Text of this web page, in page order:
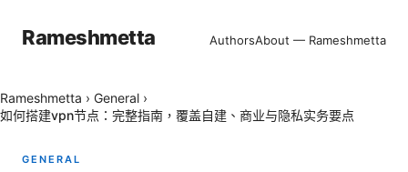
Rameshmetta AuthorsAbout — Rameshmetta
Rameshmetta › General ›
如何搭建vpn节点：完整指南，覆盖自建、商业与隐私实务要点
GENERAL